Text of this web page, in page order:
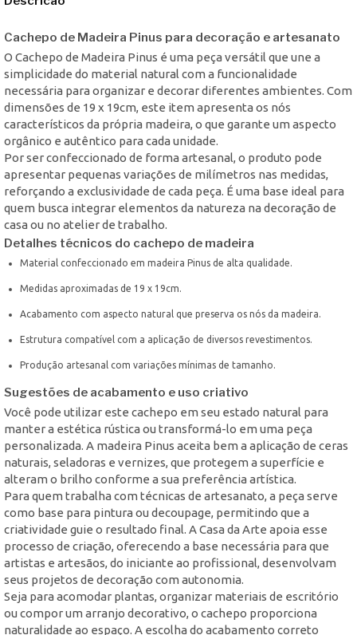
Cachepo de Madeira Pinus para decoração e artesanato
O Cachepo de Madeira Pinus é uma peça versátil que une a
simplicidade do material natural com a funcionalidade
necessária para organizar e decorar diferentes ambientes. Com
dimensões de 19 x 19cm, este item apresenta os nós
característicos da própria madeira, o que garante um aspecto
orgânico e autêntico para cada unidade.
Por ser confeccionado de forma artesanal, o produto pode
apresentar pequenas variações de milímetros nas medidas,
reforçando a exclusividade de cada peça. É uma base ideal para
quem busca integrar elementos da natureza na decoração de
casa ou no atelier de trabalho.
Detalhes técnicos do cachepo de madeira
Material confeccionado em madeira Pinus de alta qualidade.
Medidas aproximadas de 19 x 19cm.
Acabamento com aspecto natural que preserva os nós da madeira.
Estrutura compatível com a aplicação de diversos revestimentos.
Produção artesanal com variações mínimas de tamanho.
Sugestões de acabamento e uso criativo
Você pode utilizar este cachepo em seu estado natural para
manter a estética rústica ou transformá-lo em uma peça
personalizada. A madeira Pinus aceita bem a aplicação de ceras
naturais, seladoras e vernizes, que protegem a superfície e
alteram o brilho conforme a sua preferência artística.
Para quem trabalha com técnicas de artesanato, a peça serve
como base para pintura ou decoupage, permitindo que a
criatividade guie o resultado final. A Casa da Arte apoia esse
processo de criação, oferecendo a base necessária para que
artistas e artesãos, do iniciante ao profissional, desenvolvam
seus projetos de decoração com autonomia.
Seja para acomodar plantas, organizar materiais de escritório
ou compor um arranjo decorativo, o cachepo proporciona
naturalidade ao espaço. A escolha do acabamento correto